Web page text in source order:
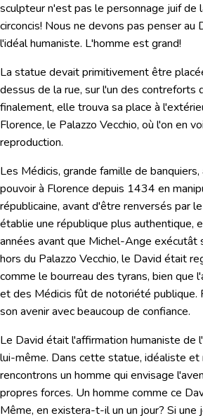
sculpteur n'est pas le personnage juif de
circoncis! Nous ne devons pas penser au
l'idéal humaniste. L'homme est grand!
La statue devait primitivement être
dessus de la rue, sur l'un des contreforts
finalement, elle trouva sa place à
Florence, le Palazzo Vecchio, où l'on en
reproduction.
Les Médicis, grande famille de
pouvoir à Florence depuis 1434 en
républicaine, avant d'être renversés par
établie une république plus authentique,
années avant que Michel-Ange exécutât
hors du Palazzo Vecchio, le David était
comme le bourreau des tyrans, bien que
et des Médicis fût de notoriété publique.
son avenir avec beaucoup de confiance.
Le David était l'affirmation humaniste de
lui-même. Dans cette statue, idéaliste et
rencontrons un homme qui envisage
propres forces. Un homme comme ce
Même, en existera-t-il un un jour? Si